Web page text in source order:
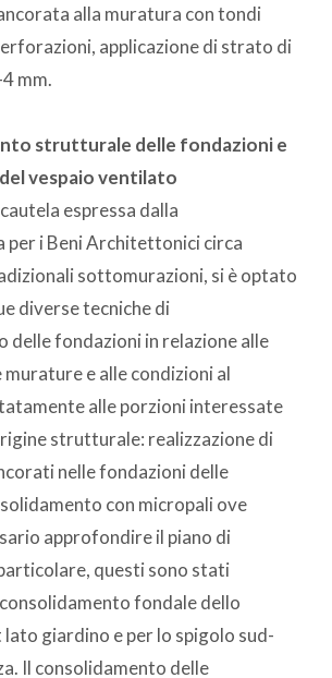
alla muratura con tondi
applicazione di strato di
mm.
strutturale delle fondazioni e
vespaio ventilato
espressa dalla
per i Beni Architettonici circa
sottomurazioni, si è optato
diverse tecniche di
delle fondazioni in relazione alle
e alle condizioni al
alle porzioni interessate
strutturale: realizzazione di
nelle fondazioni delle
con micropali ove
approfondire il piano di
questi sono stati
fondale dello
giardino e per lo spigolo sud-
Il consolidamento delle